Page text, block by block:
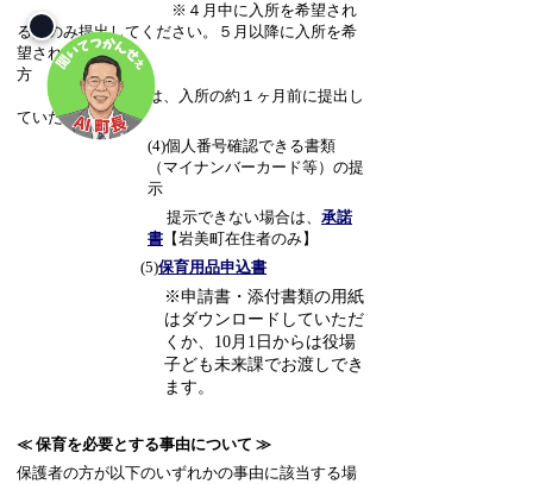
※ ４月中に入所を希望され
る方のみ提出してください。
５月以降に入所を希
望される
方
は、入所の約１ヶ月前に提出し
ていただきます。
(4)個人番号確認できる書類
（マイナンバーカード等）の提
示
提示できない場合は、 承諾
書 【岩美町在住者のみ】
(5)保育用品申込書
※申請書・添付書類の用紙
はダウンロードしていただ
くか、10月1日からは役場
子ども未来課でお渡しでき
ます。
≪ 保育を必要とする事由について ≫
保護者の方が以下のいずれかの事由に該当する場